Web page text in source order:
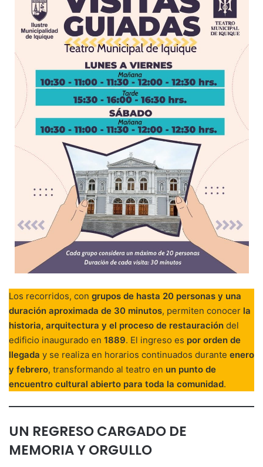
Los recorridos, con grupos de hasta 20 personas y una
duración aproximada de 30 minutos, permiten conocer la
historia, arquitectura y el proceso de restauración del
edificio inaugurado en 1889. El ingreso es por orden de
llegada y se realiza en horarios continuados durante enero
y febrero, transformando al teatro en un punto de
encuentro cultural abierto para toda la comunidad.
UN REGRESO CARGADO DE
MEMORIA Y ORGULLO